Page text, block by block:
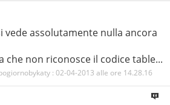
vede assolutamente nulla ancora
che non riconosce il codice table...
: 02-04-2013 alle ore 14.28.16